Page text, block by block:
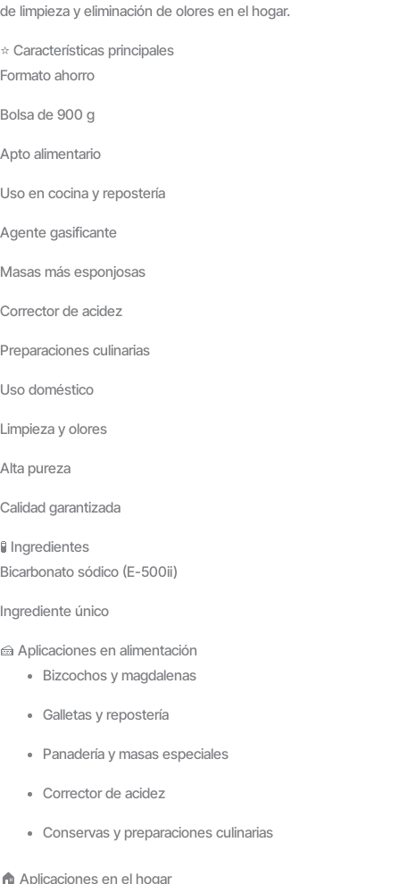
de limpieza y eliminación de olores en el hogar.
⭐ Características principales
Formato ahorro
Bolsa de 900 g
Apto alimentario
Uso en cocina y repostería
Agente gasificante
Masas más esponjosas
Corrector de acidez
Preparaciones culinarias
Uso doméstico
Limpieza y olores
Alta pureza
Calidad garantizada
🧪 Ingredientes
Bicarbonato sódico (E-500ii)
Ingrediente único
🍰 Aplicaciones en alimentación
Bizcochos y magdalenas
Galletas y repostería
Panadería y masas especiales
Corrector de acidez
Conservas y preparaciones culinarias
🏠 Aplicaciones en el hogar